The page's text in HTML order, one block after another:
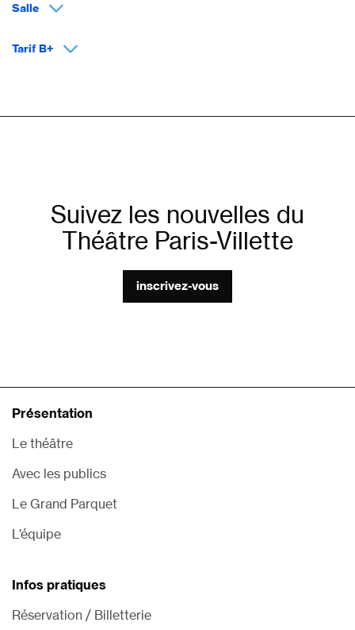
Salle
Tarif B+
Suivez les nouvelles du
Théâtre Paris-Villette
inscrivez-vous
Présentation
Le théâtre
Avec les publics
Le Grand Parquet
L’équipe
Infos pratiques
Réservation / Billetterie